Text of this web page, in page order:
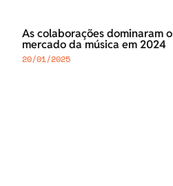
As colaborações dominaram o
mercado da música em 2024
20/01/2025